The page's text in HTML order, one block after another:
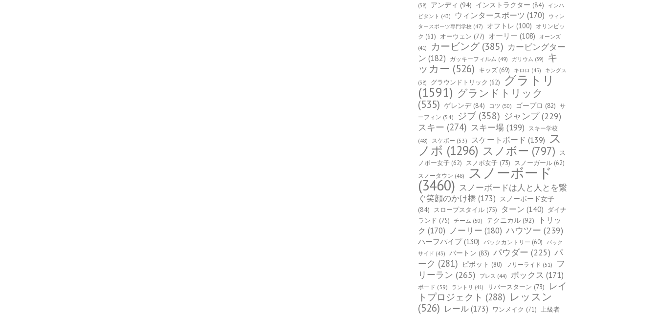
(38)
アンディ (94) インストラクター (84)
インハ
ビタント (43) ウィンタースポーツ (170)
ウィン
タースポーツ専門学校 (47) オフトレ (100)
オリンピッ
ク (61) オーウェン (77) オーリー (108)
オーンズ
(41)
カービング (385) カービングター
ン (182) ガッキーフィルム (49) ガリウム (39)
キ
ッカー (526) キッズ (69) キロロ (45)
キングス
(38)
グラウンドトリック (62) グラトリ
(1591) グランドトリック
(535) ゲレンデ(84) コツ (50) ゴープロ (82)
サ
ーフィン (54) ジブ (358) ジャンプ(229)
スキー (274) スキー場 (199)
スキー学校
(48)
スケボー (53) スケートボード (139) ス
ノボ (1296) スノボー (797)
ス
ノボー女子 (62) スノボ女子 (73) スノーガール (62)
スノータウン (48) スノーボード
(3460) スノーボードは人と人とを繋
ぐ笑顔のかけ橋 (173) スノーボード女子
(84) スロープスタイル (75) ターン (140) ダイナ
ランド (75) チーム (50) テクニカル (92)
トリッ
ク (170) ノーリー (180) ハウツー (239)
ハーフパイプ(130) バックカントリー (60)
バック
サイド (43) バートン (83) パウダー (225) パ
ーク (281) ピボット (80) フリーライド (51)
フ
リーラン (265) プレス (44) ボックス (171)
ボード (59) ラントリ (41) リバースターン (73)
レイ
トプロジェクト (288) レッスン
(526) レール(173) ワンメイク (71) 上級者